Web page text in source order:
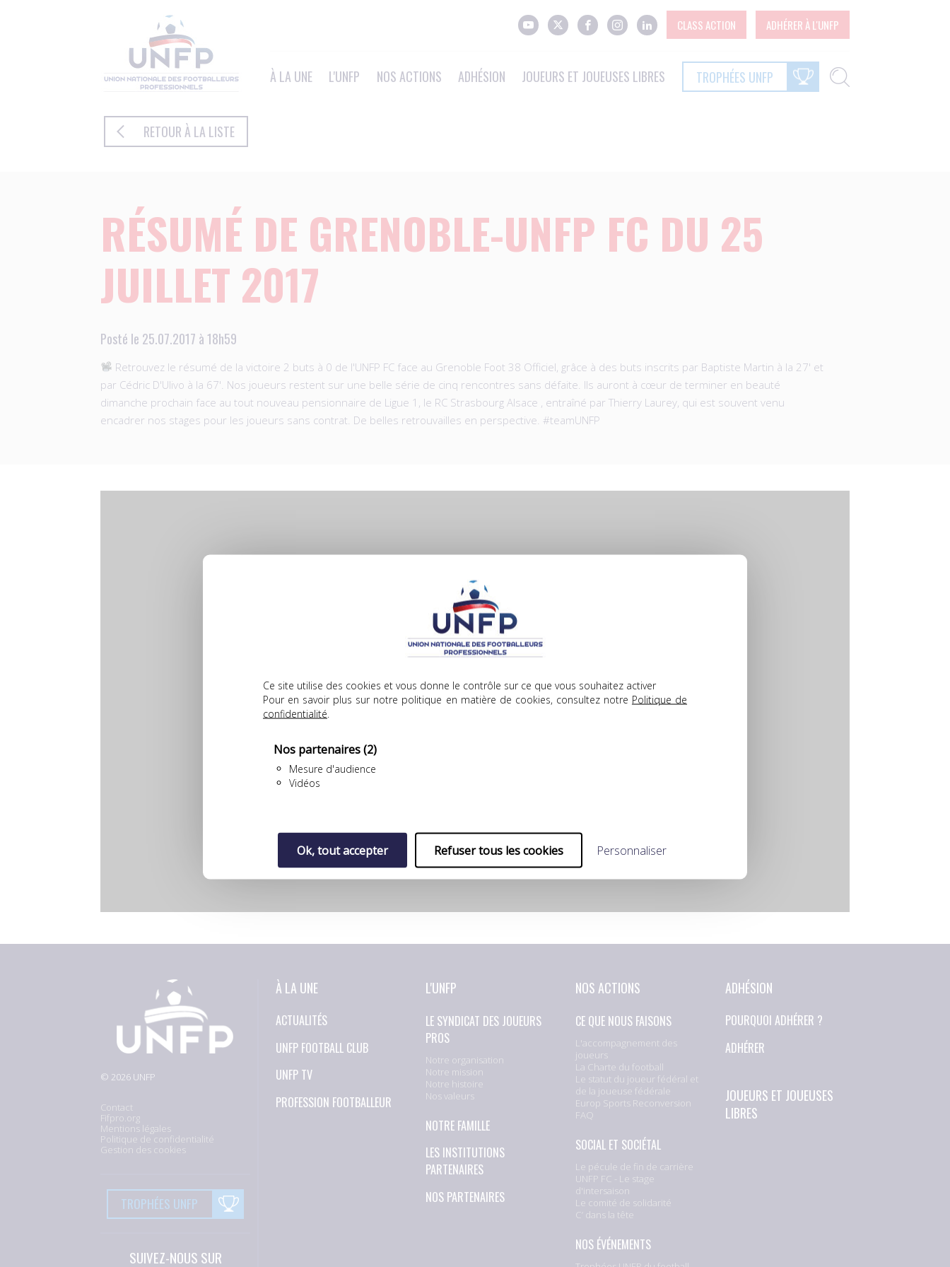
Ce site utilise des cookies et vous donne le contrôle sur ce que vous souhaitez activer
Pour en savoir plus sur notre politique en matière de cookies, consultez notre Politique de
confidentialité
Nos partenaires(2)
Mesure d'audience
Vidéos
Ok, tout accepter Refuser tous les cookies Personnaliser
CLASS ACTION ADHÉRER À L'UNFP
À LA UNE L'UNFP NOS ACTIONS ADHÉSION JOUEURS ET JOUEUSES LIBRES TROPHÉES UNFP
RETOUR À LA LISTE
RÉSUMÉ DE GRENOBLE-UNFP FC DU 25
JUILLET 2017
Posté le 25.07.2017 à 18h59
Retrouvez le résumé de la victoire 2 buts à 0 de l'UNFP FC face au Grenoble Foot 38 Officiel​, grâce à des buts inscrits par Baptiste Martin à la 27' et
par Cédric D'Ulivo à la 67'. Nos joueurs restent sur une belle série de cinq rencontres sans défaite. Ils auront à cœur de terminer en beauté
dimanche prochain face au tout nouveau pensionnaire de Ligue 1, le RC Strasbourg Alsace​ , entraîné par Thierry Laurey, qui est souvent venu
encadrer nos stages pour les joueurs sans contrat. De belles retrouvailles en perspective. #teamUNFP
YouTube est désactivé. Autoriser
© 2026 UNFP
Contact
Fifpro.org
Mentions légales
Politique de confidentialité
Gestion des cookies
TROPHÉES UNFP
SUIVEZ-NOUS SUR
À LA UNE
ACTUALITÉS
UNFP FOOTBALL CLUB
UNFP TV
PROFESSION FOOTBALLEUR
L'UNFP
LE SYNDICAT DES JOUEURS
PROS
Notre organisation
Notre mission
Notre histoire
Nos valeurs
NOTRE FAMILLE
LES INSTITUTIONS
PARTENAIRES
NOS PARTENAIRES
NOS ACTIONS
CE QUE NOUS FAISONS
L'accompagnement des
joueurs
La Charte du football
Le statut du joueur fédéral et
de la joueuse fédérale
Europ Sports Reconversion
FAQ
SOCIAL ET SOCIÉTAL
Le pécule de fin de carrière
UNFP FC - Le stage
d'intersaison
Le comité de solidarité
C’ dans la tête
NOS ÉVÉNEMENTS
ADHÉSION
POURQUOI ADHÉRER ?
ADHÉRER
JOUEURS ET JOUEUSES
LIBRES